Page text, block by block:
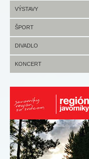
VÝSTAVY
ŠPORT
DIVADLO
KONCERT